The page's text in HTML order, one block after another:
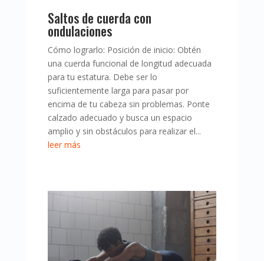
Saltos de cuerda con
ondulaciones
Cómo lograrlo: Posición de inicio: Obtén
una cuerda funcional de longitud adecuada
para tu estatura. Debe ser lo
suficientemente larga para pasar por
encima de tu cabeza sin problemas. Ponte
calzado adecuado y busca un espacio
amplio y sin obstáculos para realizar el...
leer más